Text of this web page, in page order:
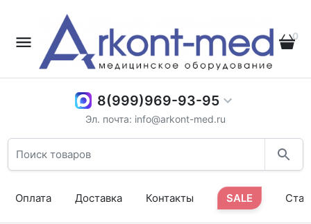
0
8(999)969-93-95
Эл. почта: info@arkont-med.ru
Оплата Доставка Контакты SALE